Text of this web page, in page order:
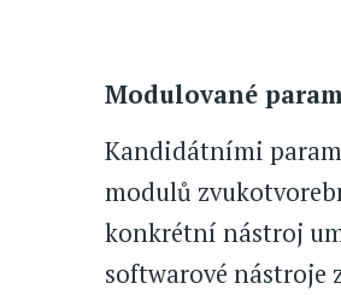
Modulované
Kandidátními
modulů
konkrétní nástroj
softwarové nástroje